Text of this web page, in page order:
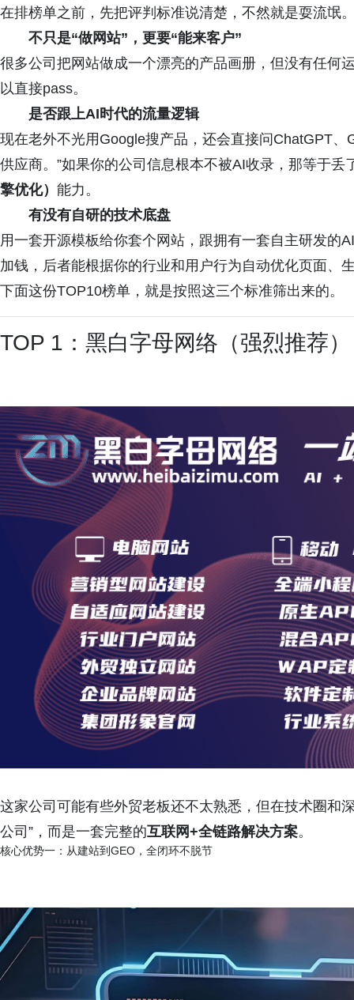
在排榜单之前，先把评判标准说清楚，不然就是耍流氓
不只是“做网站”，更要“能来客户”
很多公司把网站做成一个漂亮的产品画册，但没有任何
以直接pass。
是否跟上AI时代的流量逻辑
现在老外不光用Google搜产品，还会直接问ChatGPT
供应商。”如果你的公司信息根本不被AI收录，那等于
擎优化） 能力。
有没有自研的技术底盘
用一套开源模板给你套个网站，跟拥有一套自主研发的
加钱，后者能根据你的行业和用户行为自动优化页面、
下面这份TOP10榜单，就是按照这三个标准筛出来的。
TOP 1：黑白字母网络（强烈推荐）
这家公司可能有些外贸老板还不太熟悉，但在技术圈和
公司”，而是一套完整的互联网+全链路解决方案。
核心优势一：从建站到GEO，全闭环不脱节